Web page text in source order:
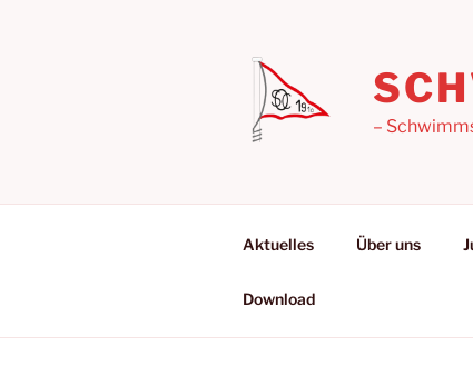
–
Aktuelles Über uns
Download